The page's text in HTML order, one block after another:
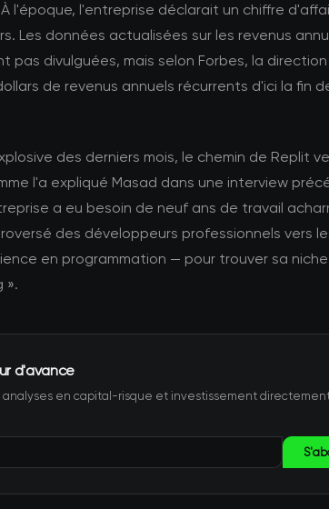
l'époque, l'entreprise déclarait un chiffre
Les données actualisées sur les revenus
pas divulguées, mais selon Forbes, la
de revenus annuels récurrents d'ici la fin
des derniers mois, le chemin de Replit
l'a expliqué Masad dans une interview
a eu besoin de neuf ans de travail
des développeurs professionnels vers
en programmation — pour trouver sa niche
».
d'avance
analyses en capital-risque et investissement